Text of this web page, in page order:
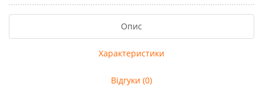
Опис
Характеристики
Відгуки (0)